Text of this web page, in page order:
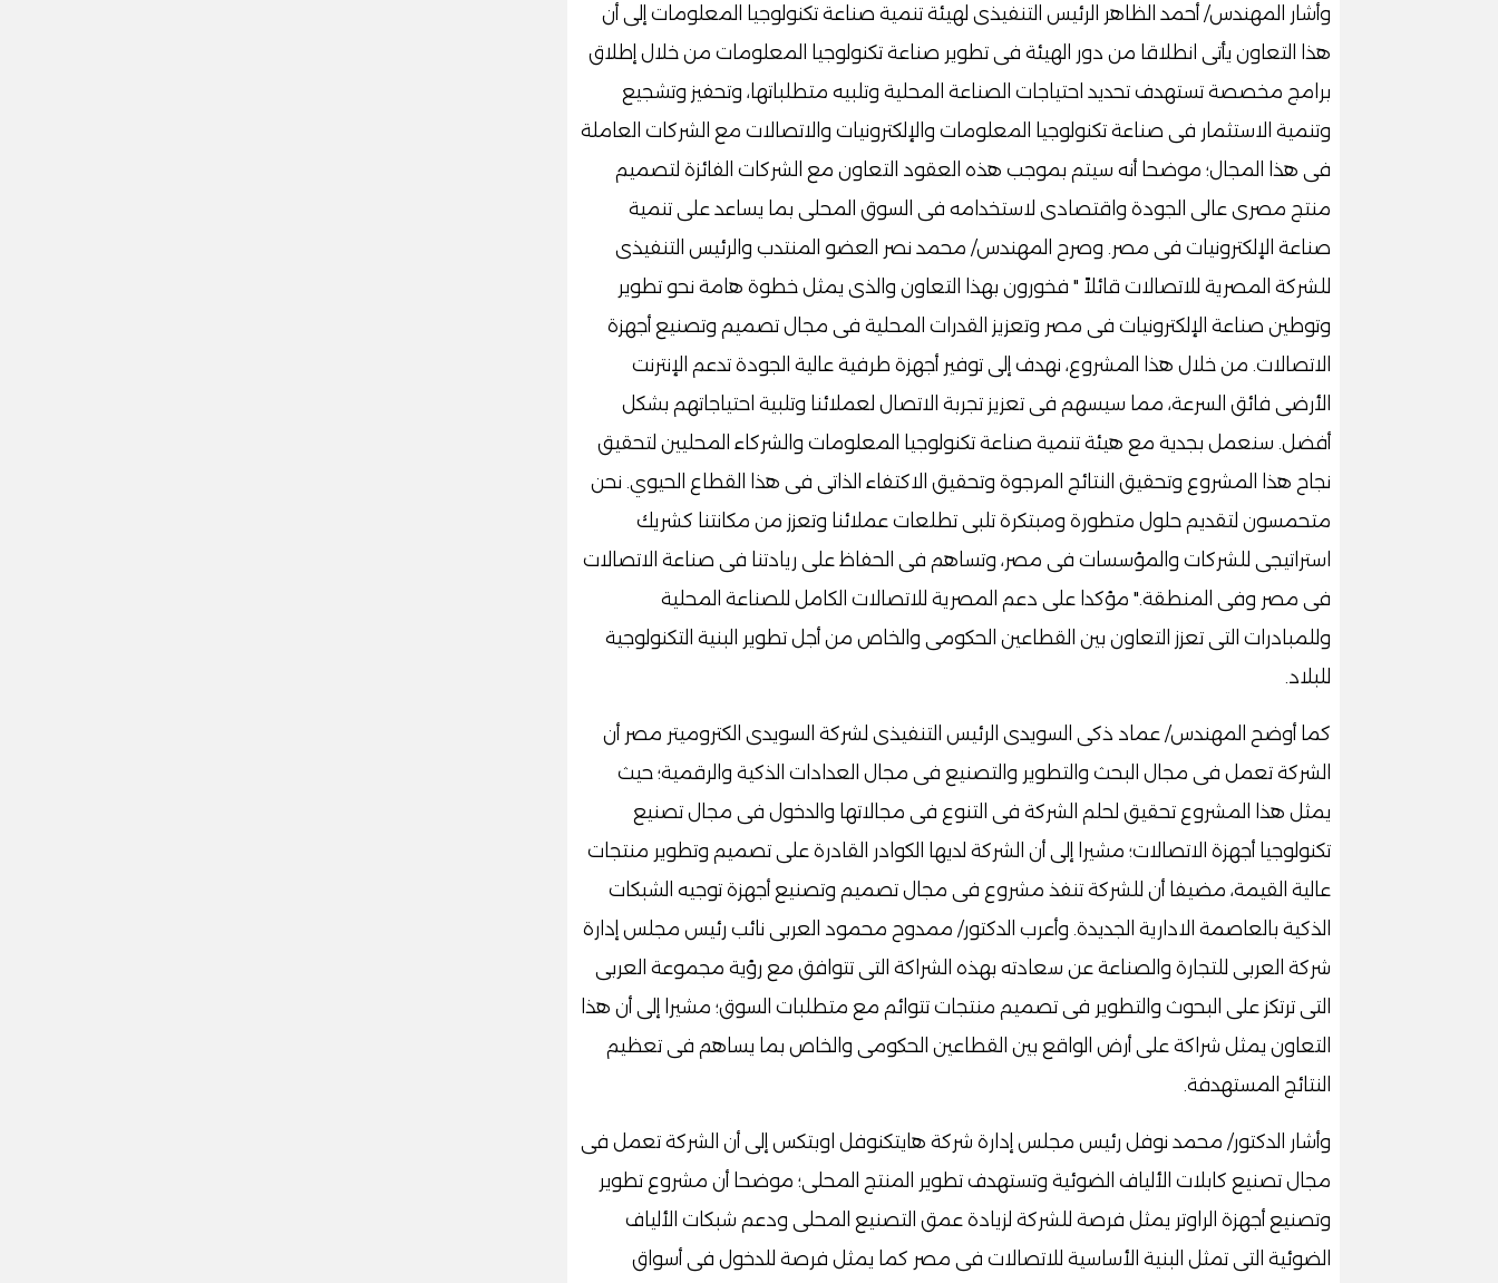
وأشار المهندس/ أحمد الظاهر الرئيس التنفيذى لهيئة تنمية صناعة تكنولوجيا المعلومات إلى أن
هذا التعاون يأتى انطلاقا من دور الهيئة فى تطوير صناعة تكنولوجيا المعلومات من خلال إطلاق
برامج مخصصة تستهدف تحديد احتياجات الصناعة المحلية وتلبيه متطلباتها، وتحفيز وتشجيع
وتنمية الاستثمار فى صناعة تكنولوجيا المعلومات والإلكترونيات والاتصالات مع الشركات العاملة
فى هذا المجال؛ موضحا أنه سيتم بموجب هذه العقود التعاون مع الشركات الفائزة لتصميم
منتج مصرى عالى الجودة واقتصادى لاستخدامه فى السوق المحلى بما يساعد على تنمية
صناعة الإلكترونيات فى مصر. وصرح المهندس/ محمد نصر العضو المنتدب والرئيس التنفيذى
للشركة المصرية للاتصالات قائلاً " فخورون بهذا التعاون والذى يمثل خطوة هامة نحو تطوير
وتوطين صناعة الإلكترونيات فى مصر وتعزيز القدرات المحلية فى مجال تصميم وتصنيع أجهزة
الاتصالات. من خلال هذا المشروع، نهدف إلى توفير أجهزة طرفية عالية الجودة تدعم الإنترنت
الأرضى فائق السرعة، مما سيسهم فى تعزيز تجربة الاتصال لعملائنا وتلبية احتياجاتهم بشكل
أفضل. سنعمل بجدية مع هيئة تنمية صناعة تكنولوجيا المعلومات والشركاء المحليين لتحقيق
نجاح هذا المشروع وتحقيق النتائج المرجوة وتحقيق الاكتفاء الذاتى فى هذا القطاع الحيوي. نحن
متحمسون لتقديم حلول متطورة ومبتكرة تلبى تطلعات عملائنا وتعزز من مكانتنا كشريك
استراتيجى للشركات والمؤسسات فى مصر، وتساهم فى الحفاظ على ريادتنا فى صناعة الاتصالات
فى مصر وفى المنطقة." مؤكدا على دعم المصرية للاتصالات الكامل للصناعة المحلية
وللمبادرات التى تعزز التعاون بين القطاعين الحكومى والخاص من أجل تطوير البنية التكنولوجية
للبلاد.
كما أوضح المهندس/ عماد ذكى السويدى الرئيس التنفيذى لشركة السويدى الكتروميتر مصر أن
الشركة تعمل فى مجال البحث والتطوير والتصنيع فى مجال العدادات الذكية والرقمية؛ حيث
يمثل هذا المشروع تحقيق لحلم الشركة فى التنوع فى مجالاتها والدخول فى مجال تصنيع
تكنولوجيا أجهزة الاتصالات؛ مشيرا إلى أن الشركة لديها الكوادر القادرة على تصميم وتطوير منتجات
عالية القيمة، مضيفا أن للشركة تنفذ مشروع فى مجال تصميم وتصنيع أجهزة توجيه الشبكات
الذكية بالعاصمة الادارية الجديدة. وأعرب الدكتور/ ممدوح محمود العربى نائب رئيس مجلس إدارة
شركة العربى للتجارة والصناعة عن سعادته بهذه الشراكة التى تتوافق مع رؤية مجموعة العربى
التى ترتكز على البحوث والتطوير فى تصميم منتجات تتوائم مع متطلبات السوق؛ مشيرا إلى أن هذا
التعاون يمثل شراكة على أرض الواقع بين القطاعين الحكومى والخاص بما يساهم فى تعظيم
النتائج المستهدفة.
وأشار الدكتور/ محمد نوفل رئيس مجلس إدارة شركة هايتكنوفل اوبتكس إلى أن الشركة تعمل فى
مجال تصنيع كابلات الألياف الضوئية وتستهدف تطوير المنتج المحلى؛ موضحا أن مشروع تطوير
وتصنيع أجهزة الراوتر يمثل فرصة للشركة لزيادة عمق التصنيع المحلى ودعم شبكات الألياف
الضوئية التى تمثل البنية الأساسية للاتصالات فى مصر كما يمثل فرصة للدخول فى أسواق